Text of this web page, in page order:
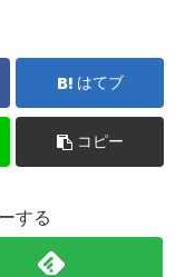
はてブ
コピー
する